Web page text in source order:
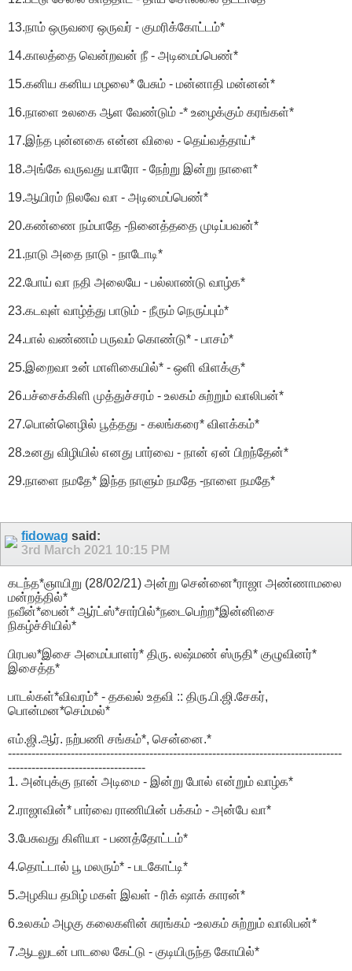
13.நாம் ஒருவரை ஒருவர் - குமரிக்கோட்டம்*
14.காலத்தை வென்றவன் நீ - அடிமைப்பெண்*
15.கனிய கனிய மழலை* பேசும் - மன்னாதி மன்னன்*
16.நாளை உலகை ஆள வேண்டும் -* உழைக்கும் கரங்கள்*
17.இந்த புன்னகை என்ன விலை - தெய்வத்தாய்*
18.அங்கே வருவது யாரோ - நேற்று இன்று நாளை*
19.ஆயிரம் நிலவே வா - அடிமைப்பெண்*
20.கண்ணை நம்பாதே -நினைத்ததை முடிப்பவன்*
21.நாடு அதை நாடு - நாடோடி*
22.போய் வா நதி அலையே - பல்லாண்டு வாழ்க*
23.கடவுள் வாழ்த்து பாடும் - நீரும் நெருப்பும்*
24.பால் வண்ணம் பருவம் கொண்டு* - பாசம்*
25.இறைவா உன் மாளிகையில்* - ஒளி விளக்கு*
26.பச்சைக்கிளி முத்துச்சரம் - உலகம் சுற்றும் வாலிபன்*
27.பொன்னெழில் பூத்தது - கலங்கரை* விளக்கம்*
28.உனது விழியில் எனது பார்வை - நான் ஏன் பிறந்தேன்*
29.நாளை நமதே* இந்த நாளும் நமதே -நாளை நமதே*
fidowag said:
3rd March 2021 10:15 PM
கடந்த*ஞாயிறு (28/02/21) அன்று சென்னை*ராஜா அண்ணாமலை
மன்றத்தில்*
நவீன்*பைன்* ஆர்ட்ஸ்*சார்பில்*நடைபெற்ற*இன்னிசை
நிகழ்ச்சியில்*
பிரபல*இசை அமைப்பாளர்* திரு. லஷ்மண் ஸ்ருதி* குழுவினர்*
இசைத்த*
பாடல்கள்*விவரம்* - தகவல் உதவி :: திரு.பி.ஜி.சேகர்,
பொன்மன*செம்மல்*
எம்.ஜி.ஆர். நற்பணி சங்கம்*, சென்னை.*
-------------------------------------------------------------------------------------
-----------------------------------
1. அன்புக்கு நான் அடிமை - இன்று போல் என்றும் வாழ்க*
2.ராஜாவின்* பார்வை ராணியின் பக்கம் - அன்பே வா*
3.பேசுவது கிளியா - பணத்தோட்டம்*
4.தொட்டால் பூ மலரும்* - படகோட்டி*
5.அழகிய தமிழ் மகள் இவள் - ரிக் ஷாக் காரன்*
6.உலகம் அழகு கலைகளின் சுரங்கம் -உலகம் சுற்றும் வாலிபன்*
7.ஆடலுடன் பாடலை கேட்டு - குடியிருந்த கோயில்*